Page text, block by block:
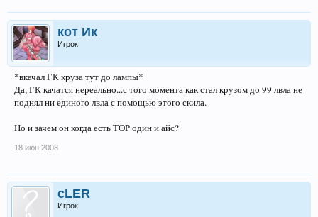
кот Ик
Игрок
*вкачал ГК круза тут до лампы*
Да, ГК качатся нереально...с того момента как стал крузом до 99 лвла не
поднял ни единого лвла с помощью этого скила.
Но и зачем он когда есть ТОР один и айс?
18 июн 2008
cLER
Игрок